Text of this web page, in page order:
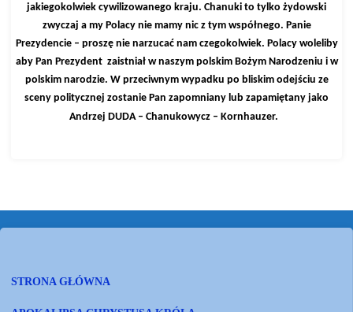
jakiegokolwiek cywilizowanego kraju. Chanuki to tylko żydowski
zwyczaj a my Polacy nie mamy nic z tym współnego. Panie
Prezydencie – proszę nie narzucać nam czegokolwiek. Polacy wo leliby
aby Pan Prezydent zaistniał w naszym polskim Bożym Narodzeniu i w
polskim narodzie. W przeciwnym wypadku po bliskim odejściu ze
sceny politycznej zostanie Pan zapomniany lub zapamiętany jako
Andrzej DUDA – Chanukowycz – Kornhauzer.
STRONA GŁÓWNA